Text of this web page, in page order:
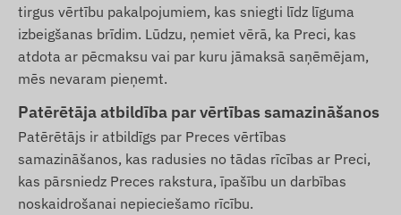
tirgus vērtību pakalpojumiem, kas sniegti līdz līguma
izbeigšanas brīdim. Lūdzu, ņemiet vērā, ka Preci, kas
atdota ar pēcmaksu vai par kuru jāmaksā saņēmējam,
mēs nevaram pieņemt.
Patērētāja atbildība par vērtības samazināšanos
Patērētājs ir atbildīgs par Preces vērtības
samazināšanos, kas radusies no tādas rīcības ar Preci,
kas pārsniedz Preces rakstura, īpašību un darbības
noskaidrošanai nepieciešamo rīcību.